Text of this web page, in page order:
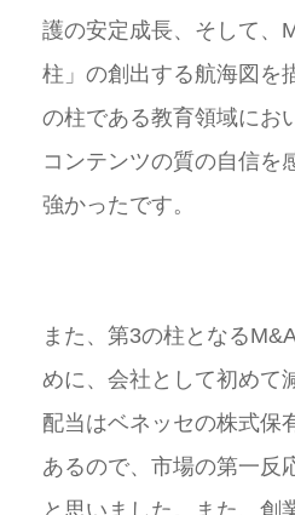
護の安定成長、そして、
柱」の創出する航海図を
の柱である教育領域にお
コンテンツの質の自信を
強かったです。
また、第3の柱となる
めに、会社として初めて
配当はベネッセの株式保
あるので、市場の第一反
と思いました。また、創